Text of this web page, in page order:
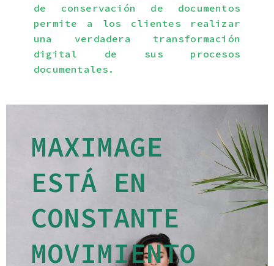
de conservación de documentos
permite a los clientes realizar
una verdadera transformación
digital de sus procesos
documentales.
MAXIMAGE
ESTÁ EN
CONSTANTE
MOVIMIENTO